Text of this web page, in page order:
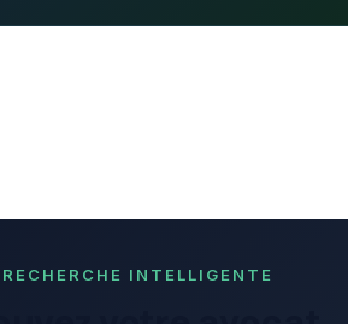
RECHERCHE INTELLIGENTE